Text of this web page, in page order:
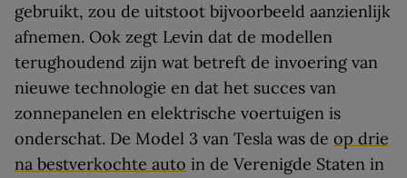
gebruikt, zou de uitstoot bijvoorbeeld aanzienlijk
afnemen. Ook zegt Levin dat de modellen
terughoudend zijn wat betreft de invoering van
nieuwe technologie en dat het succes van
zonnepanelen en elektrische voertuigen is
onderschat. De Model 3 van Tesla was de op drie
na bestverkochte auto in de Verenigde Staten in